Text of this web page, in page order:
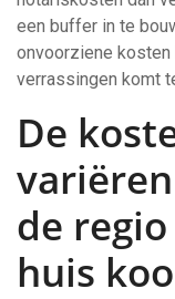
een buffer in te
onvoorziene kosten
verrassingen komt
De
de
huis